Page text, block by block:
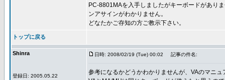
PC-8801MAを入手しましたがキーボードがあり
ンアサインがわかりません。
どなたかご存知の方ご教示下さい。
トップに戻る
Shinra
登録日: 2005.05.22
日時: 2008/02/19 (Tue) 00:02 記事の件名:
参考になるかどうかわかりませんが、VAのマニ